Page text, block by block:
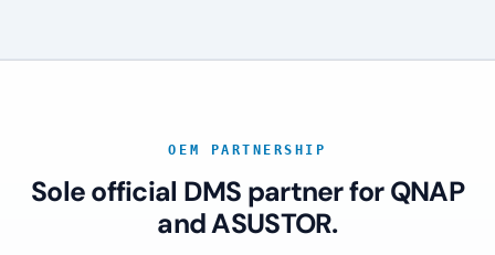
OEM PARTNERSHIP
Sole official DMS partner for QNAP
and ASUSTOR.